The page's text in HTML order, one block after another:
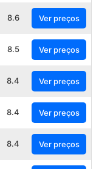
8.6 Ver preços
8.5 Ver preços
8.4 Ver preços
8.4 Ver preços
8.4 Ver preços